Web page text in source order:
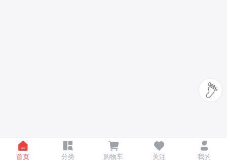
首页 分类 购物车 关注 我的